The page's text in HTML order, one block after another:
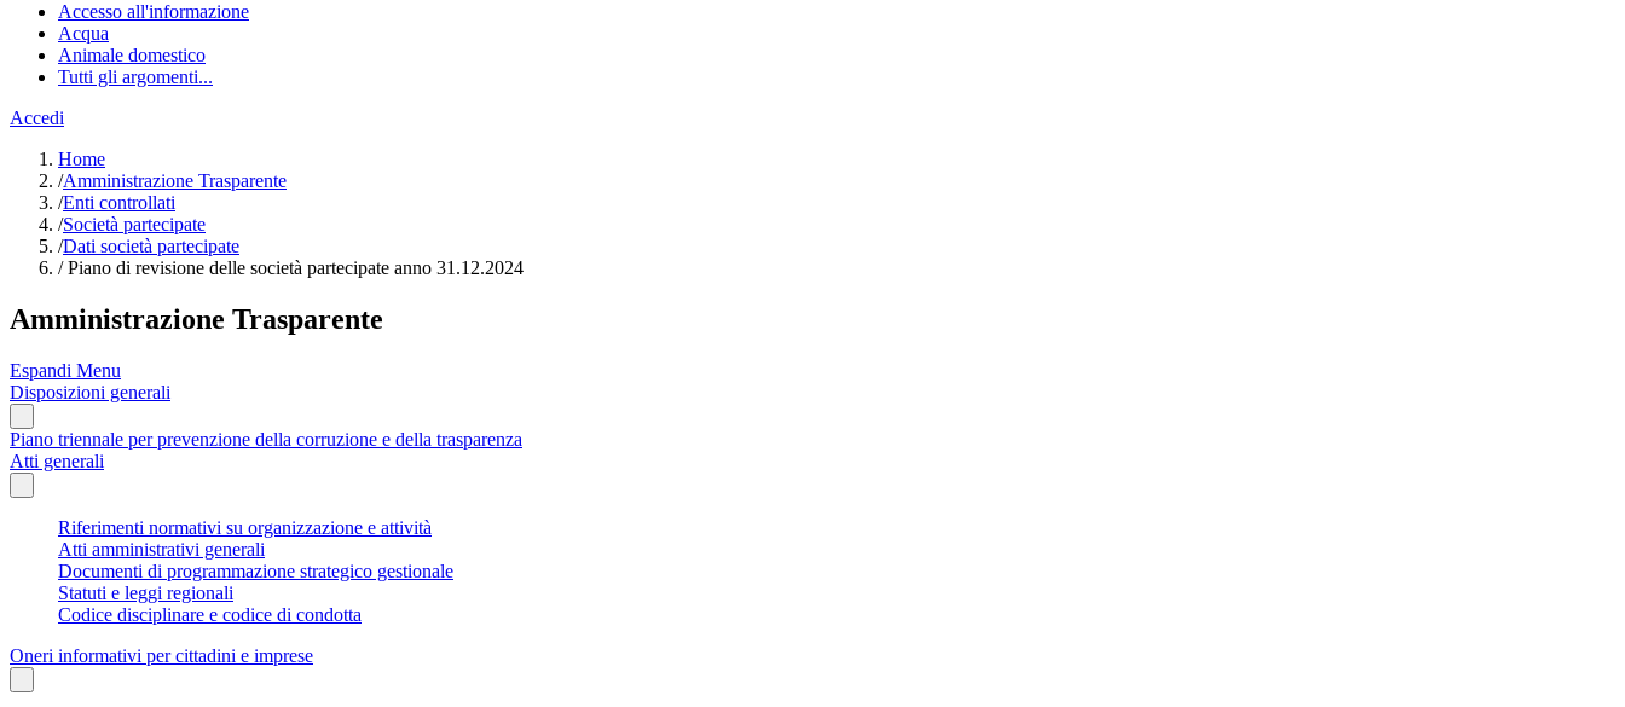
Accesso all'informazione
Acqua
Animale domestico
Tutti gli argomenti...
Accedi
Home
/Amministrazione Trasparente
/Enti controllati
/Società partecipate
/Dati società partecipate
/Piano di revisione delle società partecipate anno 31.12.2024
Amministrazione Trasparente
Espandi Menu
Disposizioni generali
Piano triennale per prevenzione della corruzione e della trasparenza
Atti generali
Riferimenti normativi su organizzazione e attività
Atti amministrativi generali
Documenti di programmazione strategico gestionale
Statuti e leggi regionali
Codice disciplinare e codice di condotta
Oneri informativi per cittadini e imprese